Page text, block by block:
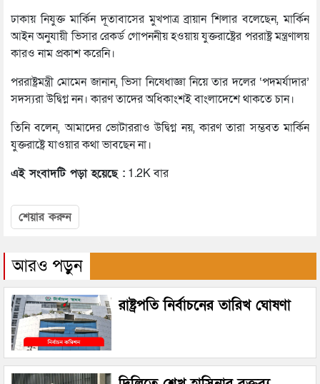
ঢাকায় নিযুক্ত মার্কিন দূতাবাসের মুখপাত্র ব্রায়ান শিলার বলেছেন, মার্কিন
আইন অনুযায়ী ভিসার রেকর্ড গোপননীয় হওয়ায় যুক্তরাষ্ট্রের পররাষ্ট্র মন্ত্রণালয়
কারও নাম প্রকাশ করেনি।
পররাষ্ট্রমন্ত্রী মোমেন জানান, ভিসা নিষেধাজ্ঞা নিয়ে তার দলের ‘পদমর্যাদার’
সদস্যরা উদ্বিগ্ন নন। কারণ তাদের অধিকাংশই বাংলাদেশে থাকতে চান।
তিনি বলেন, আমাদের ভোটাররাও উদ্বিগ্ন নয়, কারণ তারা সম্ভবত মার্কিন
যুক্তরাষ্ট্রে যাওয়ার কথা ভাবছেন না।
এই সংবাদটি পড়া হয়েছে : 1.2K বার
শেয়ার করুন
আরও পড়ুন
রাষ্ট্রপতি নির্বাচনের তারিখ ঘোষণা